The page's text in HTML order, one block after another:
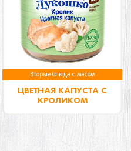
Вторые блюда с мясом
ЦВЕТНАЯ КАПУСТА С
КРОЛИКОМ